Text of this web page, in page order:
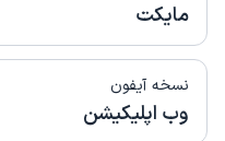
گلناز
این پزشک را پیشنهاد نمیکنم
مایکت
نسخه آیفون
وب اپلیکیشن